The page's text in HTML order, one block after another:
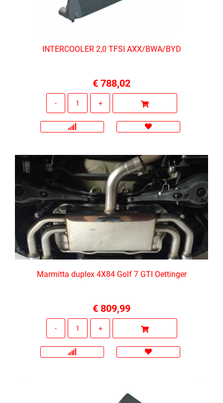
INTERCOOLER 2,0 TFSI AXX/BWA/BYD
€ 788,02
Marmitta duplex 4X84 Golf 7 GTI Oettinger
€ 809,99